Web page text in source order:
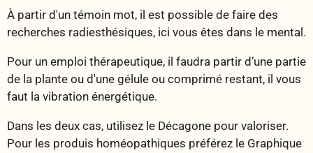
À partir d'un témoin mot, il est possible de faire des
recherches radiesthésiques, ici vous êtes dans le mental.
Pour un emploi thérapeutique, il faudra partir d’une partie
de la plante ou d'une gélule ou comprimé restant, il vous
faut la vibration énergétique.
Dans les deux cas, utilisez le Décagone pour valoriser.
Pour les produis homéopathiques préférez le Graphique